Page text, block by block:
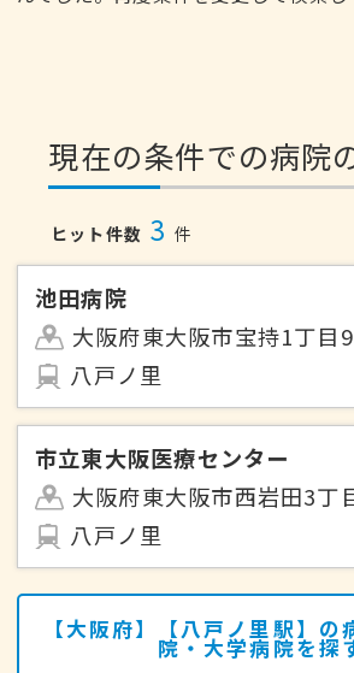
現在の条件での病院
ヒット件数 3 件
池田病院
大阪府東大阪市宝持1丁目
八戸ノ里
市立東大阪医療センター
大阪府東大阪市西岩田3丁
八戸ノ里
【大阪府】【八戸ノ里駅】の
院・大学病院を探